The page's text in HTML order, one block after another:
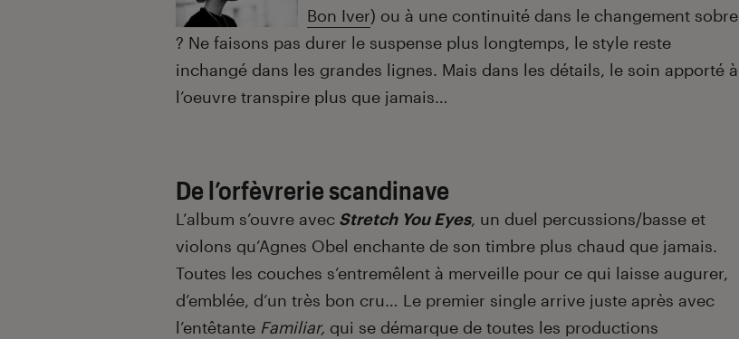
Bon Iver) ou à une continuité dans le changement sobre
? Ne faisons pas durer le suspense plus longtemps, le style reste
inchangé dans les grandes lignes. Mais dans les détails, le soin apporté à
l’oeuvre transpire plus que jamais…
De l’orfèvrerie scandinave
L’album s’ouvre avec Stretch You Eyes, un duel percussions/basse et
violons qu’Agnes Obel enchante de son timbre plus chaud que jamais.
Toutes les couches s’entremêlent à merveille pour ce qui laisse augurer,
d’emblée, d’un très bon cru… Le premier single arrive juste après avec
l’entêtante Familiar, qui se démarque de toutes les productions